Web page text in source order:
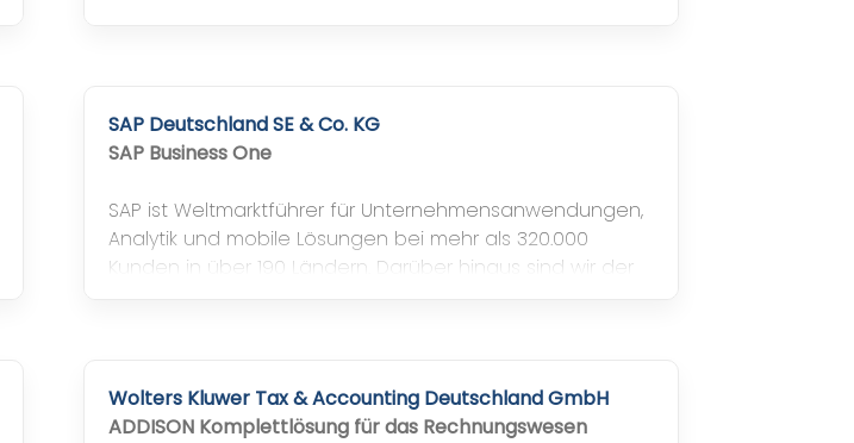
SAP Deutschland SE & Co. KG
SAP Business One
SAP ist Weltmarktführer für Unternehmensanwendungen,
Analytik und mobile Lösungen bei mehr als 320.000
Kunden in über 190 Ländern. Darüber hinaus sind wir der
Wolters Kluwer Tax & Accounting Deutschland GmbH
ADDISON Komplettlösung für das Rechnungswesen